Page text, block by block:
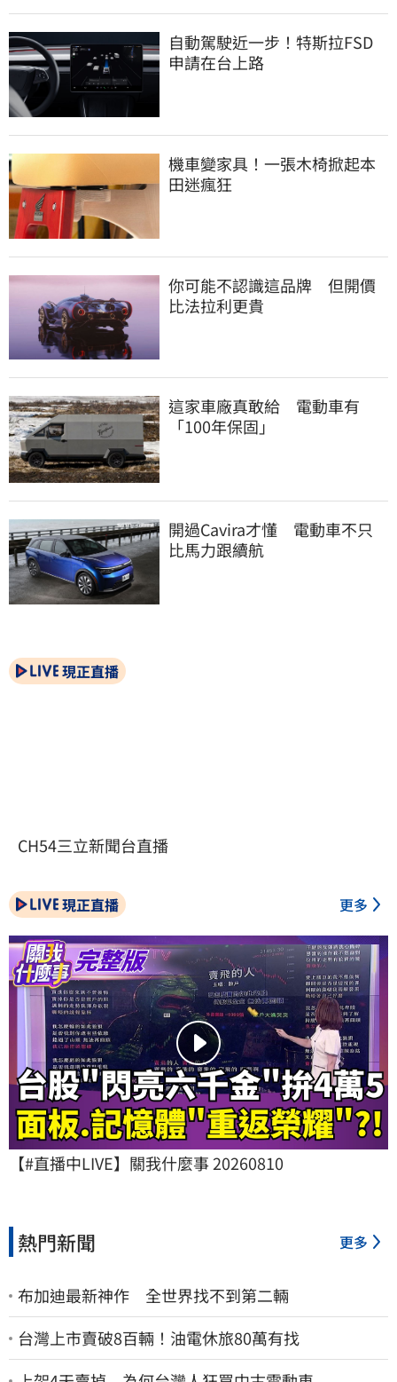
自動駕駛近一步！特斯拉FSD
申請在台上路
機車變家具！一張木椅掀起本
田迷瘋狂
你可能不認識這品牌　但開價
比法拉利更貴
這家車廠真敢給　電動車有
「100年保固」
開過Cavira才懂　電動車不只
比馬力跟續航
現正直播
CH54三立新聞台直播
現正直播 更多
【#直播中LIVE】關我什麼事 20260810
熱門新聞 更多
布加迪最新神作 全世界找不到第二輛
台灣上市賣破8百輛！油電休旅80萬有找